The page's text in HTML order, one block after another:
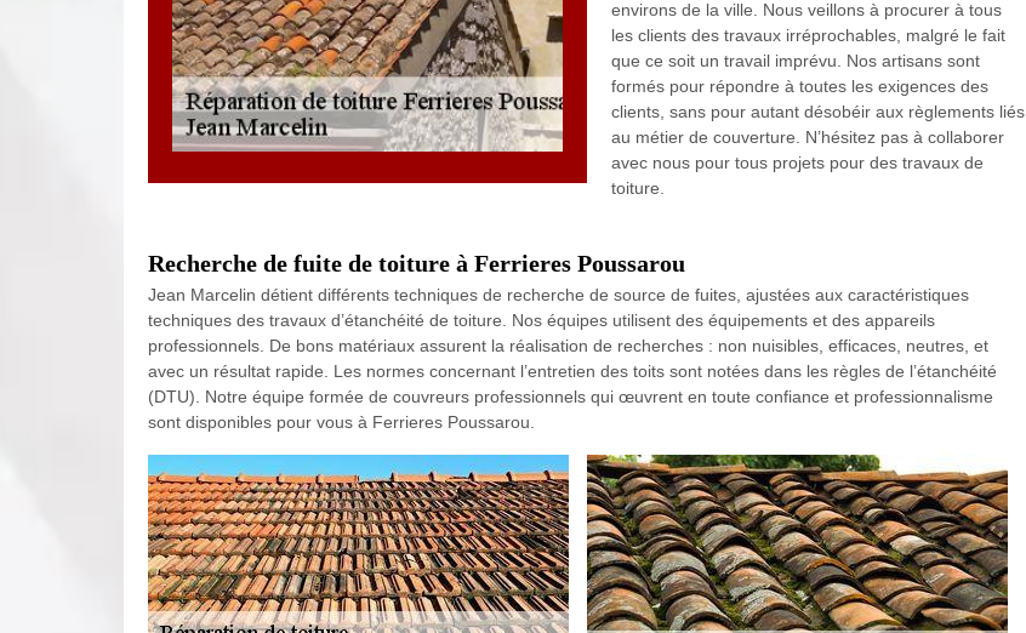
environs de la ville. Nous veillons à procurer à tous
les clients des travaux irréprochables, malgré le fait
que ce soit un travail imprévu. Nos artisans sont
formés pour répondre à toutes les exigences des
clients, sans pour autant désobéir aux règlements liés
au métier de couverture. N’hésitez pas à collaborer
avec nous pour tous projets pour des travaux de
toiture.
Recherche de fuite de toiture à Ferrieres Poussarou
Jean Marcelin détient différents techniques de recherche de source de fuites, ajustées aux caractéristiques
techniques des travaux d’étanchéité de toiture. Nos équipes utilisent des équipements et des appareils
professionnels. De bons matériaux assurent la réalisation de recherches : non nuisibles, efficaces, neutres, et
avec un résultat rapide. Les normes concernant l’entretien des toits sont notées dans les règles de l’étanchéité
(DTU). Notre équipe formée de couvreurs professionnels qui œuvrent en toute confiance et professionnalisme
sont disponibles pour vous à Ferrieres Poussarou.